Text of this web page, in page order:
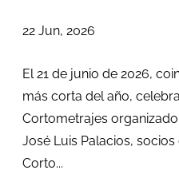
22 Jun, 2026
El 21 de junio de 2026,
más corta del año,
Cortometrajes
José Luis Palacios,
Corto...